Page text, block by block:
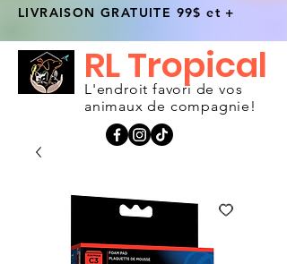
LIVRAISON GRATUITE 99$ et +
L'endroit favori de vos
animaux de compagnie!
RL Tropical